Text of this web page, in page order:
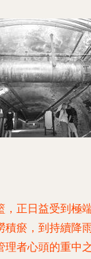
，正日益受到極
積瘀，到持續降
理者心頭的重中